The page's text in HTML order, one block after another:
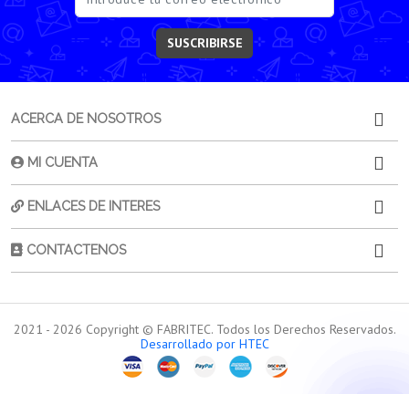
SUSCRIBIRSE
ACERCA DE NOSOTROS
MI CUENTA
ENLACES DE INTERES
CONTACTENOS
2021 - 2026 Copyright © FABRITEC. Todos los Derechos Reservados.
Desarrollado por HTEC